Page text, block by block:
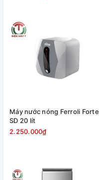
Máy nước nóng Ferroli Forte
SD 20 lít
2.250.000₫